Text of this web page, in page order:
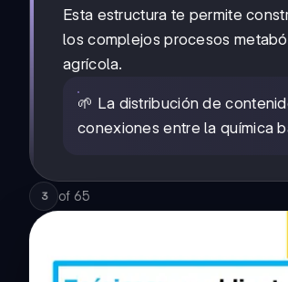
Esta estructura te permite
los complejos procesos
agrícola.
🌱 La distribución de
conexiones entre la química
3 of 65